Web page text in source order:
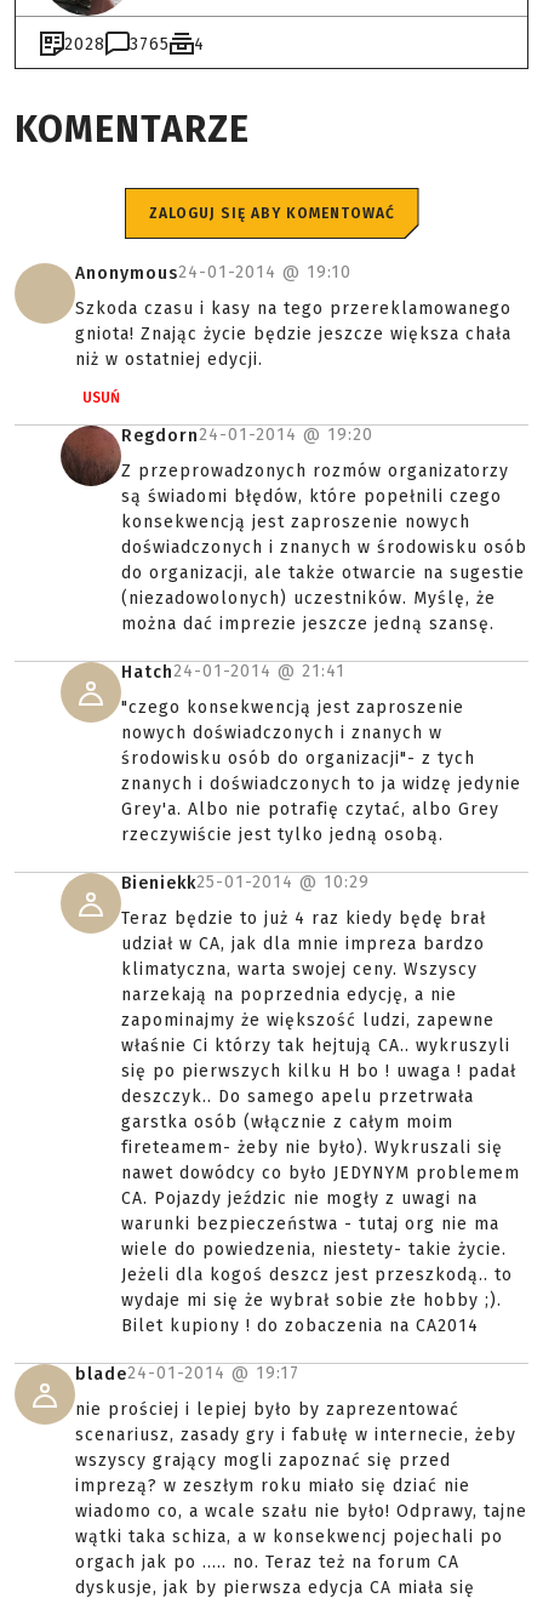
2028 3765 4
KOMENTARZE
ZALOGUJ SIĘ ABY KOMENTOWAĆ
Anonymous24-01-2014 @ 19:10
Szkoda czasu i kasy na tego przereklamowanego
gniota! Znając życie będzie jeszcze większa chała
niż w ostatniej edycji.
USUŃ
Regdorn24-01-2014 @ 19:20
Z przeprowadzonych rozmów organizatorzy
są świadomi błędów, które popełnili czego
konsekwencją jest zaproszenie nowych
doświadczonych i znanych w środowisku osób
do organizacji, ale także otwarcie na sugestie
(niezadowolonych) uczestników. Myślę, że
można dać imprezie jeszcze jedną szansę.
Hatch24-01-2014 @ 21:41
"czego konsekwencją jest zaproszenie
nowych doświadczonych i znanych w
środowisku osób do organizacji"- z tych
znanych i doświadczonych to ja widzę jedynie
Grey'a. Albo nie potrafię czytać, albo Grey
rzeczywiście jest tylko jedną osobą.
Bieniekk25-01-2014 @ 10:29
Teraz będzie to już 4 raz kiedy będę brał
udział w CA, jak dla mnie impreza bardzo
klimatyczna, warta swojej ceny. Wszyscy
narzekają na poprzednia edycję, a nie
zapominajmy że większość ludzi, zapewne
właśnie Ci którzy tak hejtują CA.. wykruszyli
się po pierwszych kilku H bo ! uwaga ! padał
deszczyk.. Do samego apelu przetrwała
garstka osób (włącznie z całym moim
fireteamem- żeby nie było). Wykruszali się
nawet dowódcy co było JEDYNYM problemem
CA. Pojazdy jeździc nie mogły z uwagi na
warunki bezpieczeństwa - tutaj org nie ma
wiele do powiedzenia, niestety- takie życie.
Jeżeli dla kogoś deszcz jest przeszkodą.. to
wydaje mi się że wybrał sobie złe hobby ;).
Bilet kupiony ! do zobaczenia na CA2014
blade24-01-2014 @ 19:17
nie prościej i lepiej było by zaprezentować
scenariusz, zasady gry i fabułę w internecie, żeby
wszyscy grający mogli zapoznać się przed
imprezą? w zeszłym roku miało się dziać nie
wiadomo co, a wcale szału nie było! Odprawy, tajne
wątki taka schiza, a w konsekwencj pojechali po
orgach jak po ..... no. Teraz też na forum CA
dyskusje, jak by pierwsza edycja CA miała się